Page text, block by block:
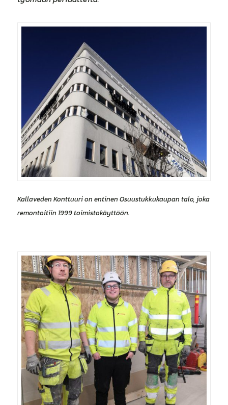
Kallaveden Konttuuri on entinen Osuustukkukaupan talo, joka
remontoitiin 1999 toimistokäyttöön.